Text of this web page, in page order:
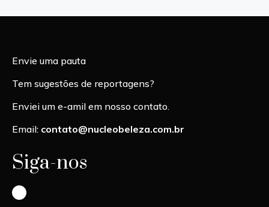
Envie uma pauta
Tem sugestões de reportagens?
Enviei um e-amil em nosso contato.
Email: contato@nucleobeleza.com.br
Siga-nos
Instagram